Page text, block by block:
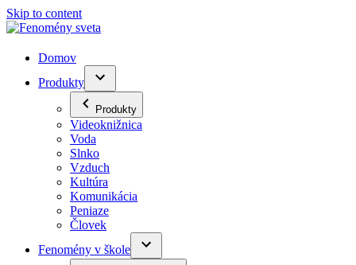
Skip to content
Domov
Produkty
Produkty
Videoknižnica
Voda
Slnko
Vzduch
Kultúra
Komunikácia
Peniaze
Človek
Fenomény v škole